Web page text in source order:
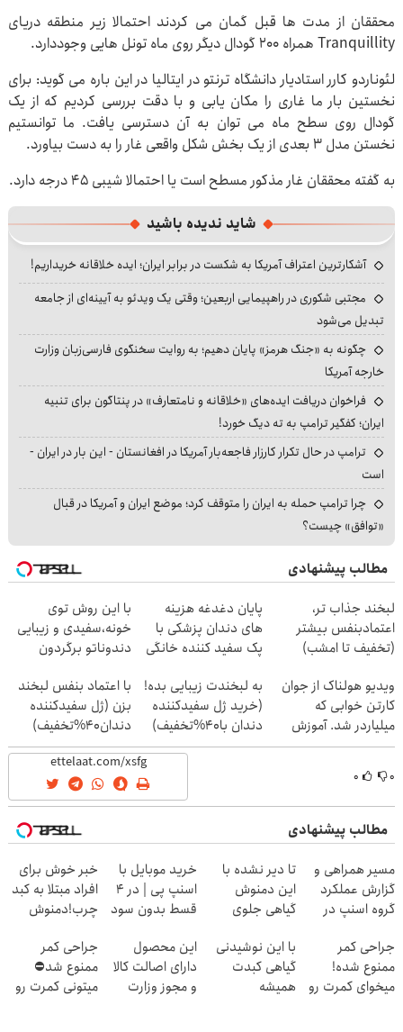
محققان از مدت ها قبل گمان می کردند احتمالا زیر منطقه دریای
Tranquillity همراه ۲۰۰ گودال دیگر روی ماه تونل هایی وجوددارد.
لئوناردو کارر استادیار دانشگاه ترنتو در ایتالیا در این باره می گوید: برای
نخستین بار ما غاری را مکان یابی و با دقت بررسی کردیم که از یک
گودال روی سطح ماه می توان به آن دسترسی یافت. ما توانستیم
نخستن مدل ۳ بعدی از یک بخش شکل واقعی غار را به دست بیاورد.
به گفته محققان غار مذکور مسطح است یا احتمالا شیبی ۴۵ درجه دارد.
شاید ندیده باشید
آشکارترین اعتراف آمریکا به شکست در برابر ایران؛ ایده خلاقانه خریداریم!
مجتبی شکوری در راهپیمایی اربعین؛ وقتی یک ویدئو به آیینه‌ای از جامعه
تبدیل می‌شود
چگونه به «جنگ هرمز» پایان دهیم؛ به روایت سخنگوی فارسی‌زبان وزارت
خارجه آمریکا
فراخوان دریافت ایده‌های «خلاقانه و نامتعارف» در پنتاگون برای تنبیه
ایران؛ کفگیر ترامپ به ته دیگ خورد!
ترامپ در حال تکرار کارزار فاجعه‌بار آمریکا در افغانستان - این بار در ایران -
است
چرا ترامپ حمله به ایران را متوقف کرد؛ موضع ایران و آمریکا در قبال
«توافق» چیست؟
مطالب پیشنهادی
لبخند جذاب تر،
اعتمادبنفس بیشتر
(تخفیف تا امشب)
پایان دغدغه هزینه
های دندان پزشکی با
پک سفید کننده خانگی
با این روش توی
خونه،سفیدی و زیبایی
دندوناتو برگردون
ویدیو هولناک از جوان
کارتن خوابی که
میلیاردر شد. آموزش
رایگان
به لبخندت زیبایی بده!
(خرید ژل سفیدکننده
دندان با40%تخفیف)
با اعتماد بنفس لبخند
بزن (ژل سفیدکننده
دندان40%تخفیف)
۰ ۰
مطالب پیشنهادی
مسیر همراهی و
گزارش عملکرد
گروه اسنپ در
تا دیر نشده با
این دمنوش
گیاهی جلوی
چربت رو
بگیر55%تخفیف
خرید موبایل با
اسنپ پی | در ۴
قسط بدون سود
خبر خوش برای
افراد مبتلا به کبد
چرب!دمنوش
با55%تخفیف
جراحی کمر
ممنوع شده!
میخوای کمرت رو
با این نوشیدنی
گیاهی کبدت
همیشه
این محصول
دارای اصالت کالا
و مجوز وزارت
جراحی کمر
ممنوع شد⛔
میتونی کمرت رو